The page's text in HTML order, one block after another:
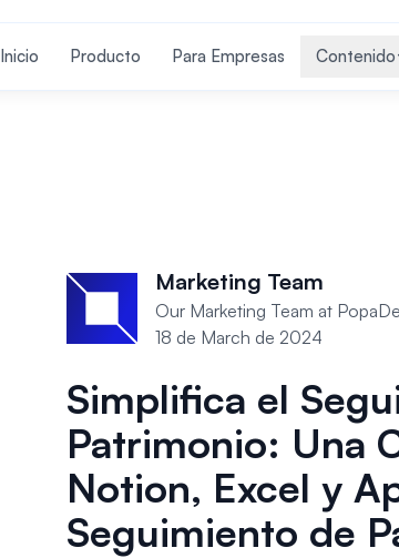
Inicio Producto Para Empresas Contenido
Marketing Team
Our Marketing Team at
18 de March de 2024
Simplifica el
Patrimonio: Una
Notion, Excel y
Seguimiento de